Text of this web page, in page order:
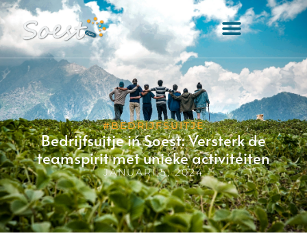
#BEDRIJFSUITJE
Bedrijfsuitje in Soest: Versterk de
teamspirit met unieke activiteiten
JANUARI 5, 2024